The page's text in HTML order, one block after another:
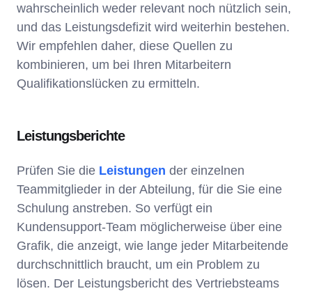
wahrscheinlich weder relevant noch nützlich sein,
und das Leistungsdefizit wird weiterhin bestehen.
Wir empfehlen daher, diese Quellen zu
kombinieren, um bei Ihren Mitarbeitern
Qualifikationslücken zu ermitteln.
Leistungsberichte
Prüfen Sie die Leistungen der einzelnen
Teammitglieder in der Abteilung, für die Sie eine
Schulung anstreben. So verfügt ein
Kundensupport-Team möglicherweise über eine
Grafik, die anzeigt, wie lange jeder Mitarbeitende
durchschnittlich braucht, um ein Problem zu
lösen. Der Leistungsbericht des Vertriebsteams